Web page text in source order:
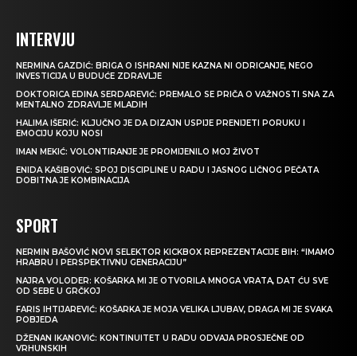
INTERVJU
NERMINA GAZDIĆ: BRIGA O ISHRANI NIJE KAZNA NI ODRICANJE, NEGO
INVESTICIJA U BUDUĆE ZDRAVLJE
DOKTORICA EDINA SERDAREVIĆ: PREMALO SE PRIČA O VAŽNOSTI SNA ZA
MENTALNO ZDRAVLJE MLADIH
HALIMA IŠERIĆ: KLJUČNO JE DA DIZAJN USPIJE PRENIJETI PORUKU I
EMOCIJU KOJU NOSI
IMAN MEKIĆ: VOLONTIRANJE JE PROMIJENILO MOJ ŽIVOT
ENIDA KAŠIBOVIĆ: SPOJ DISCIPLINE U RADU I JASNOG LIČNOG PEČATA
DOBITNA JE KOMBINACIJA
SPORT
NERMIN BAŠOVIĆ NOVI SELEKTOR KICKBOX REPREZENTACIJE BIH: “IMAMO
HRABRU I PERSPEKTIVNU GENERACIJU”
NAJRA VOLODER: KOŠARKA MI JE OTVORILA MNOGA VRATA, DAT ĆU SVE
OD SEBE U GRČKOJ
FARIS IHTIJAREVIĆ: KOŠARKA JE MOJA VELIKA LJUBAV, DRAGA MI JE SVAKA
POBJEDA
DŽENAN IKANOVIĆ: KONTINUITET U RADU ODVAJA PROSJEČNE OD
VRHUNSKIH